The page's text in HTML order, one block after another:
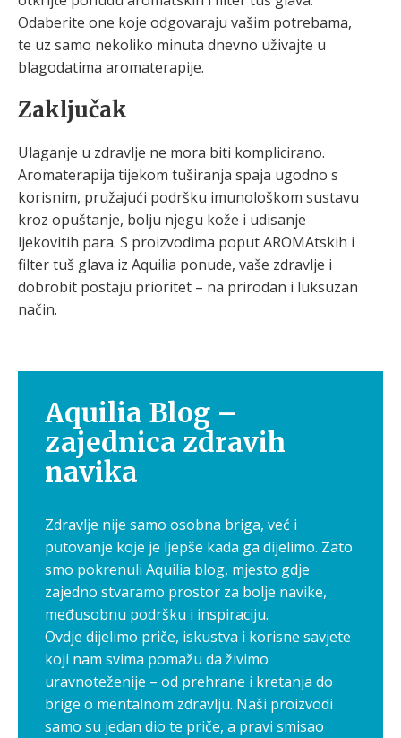
Odaberite one koje odgovaraju vašim potrebama,
te uz samo nekoliko minuta dnevno uživajte u
blagodatima aromaterapije.
Zaključak
Ulaganje u zdravlje ne mora biti komplicirano.
Aromaterapija tijekom tuširanja spaja ugodno s
korisnim, pružajući podršku imunološkom sustavu
kroz opuštanje, bolju njegu kože i udisanje
ljekovitih para. S proizvodima poput AROMAtskih i
filter tuš glava iz Aquilia ponude, vaše zdravlje i
dobrobit postaju prioritet – na prirodan i luksuzan
način.
Aquilia Blog –
zajednica zdravih
navika
Zdravlje nije samo osobna briga, već i
putovanje koje je ljepše kada ga dijelimo. Zato
smo pokrenuli Aquilia blog, mjesto gdje
zajedno stvaramo prostor za bolje navike,
međusobnu podršku i inspiraciju.
Ovdje dijelimo priče, iskustva i korisne savjete
koji nam svima pomažu da živimo
uravnoteženije – od prehrane i kretanja do
brige o mentalnom zdravlju. Naši proizvodi
samo su jedan dio te priče, a pravi smisao